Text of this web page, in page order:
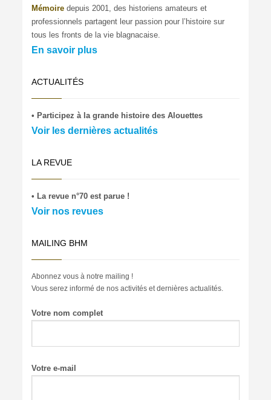
Mémoire depuis 2001, des historiens amateurs et
professionnels partagent leur passion pour l’histoire sur
tous les fronts de la vie blagnacaise.
En savoir plus
ACTUALITÉS
• Participez à la grande histoire des Alouettes
Voir les dernières actualités
LA REVUE
• La revue n°70 est parue !
Voir nos revues
MAILING BHM
Abonnez vous à notre mailing !
Vous serez informé de nos activités et dernières actualités.
Votre nom complet
Votre e-mail